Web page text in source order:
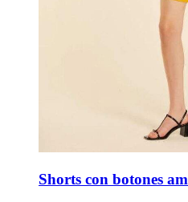
Shorts con botones